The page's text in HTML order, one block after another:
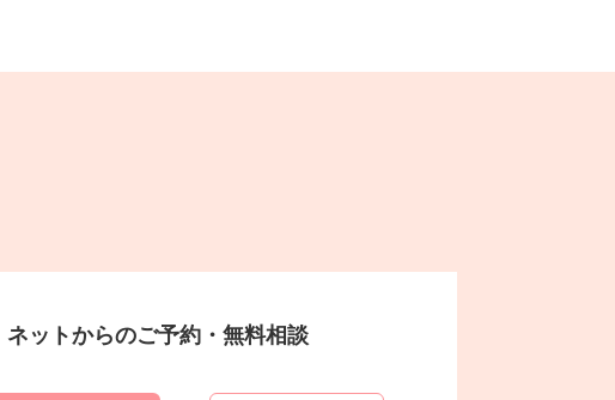
ネットからのご予約・無料相談